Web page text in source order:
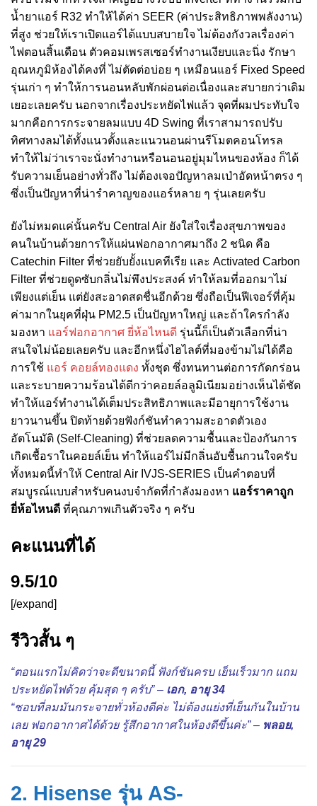
น้ำยาแอร์ R32 ทำให้ได้ค่า SEER (ค่าประสิทธิภาพพลังงาน)
ที่สูง ช่วยให้เราเปิดแอร์ได้แบบสบายใจ ไม่ต้องกังวลเรื่องค่า
ไฟตอนสิ้นเดือน ตัวคอมเพรสเซอร์ทำงานเงียบและนิ่ง รักษา
อุณหภูมิห้องได้คงที่ ไม่ตัดต่อบ่อย ๆ เหมือนแอร์ Fixed Speed
รุ่นเก่า ๆ ทำให้การนอนหลับพักผ่อนต่อเนื่องและสบายกว่าเดิม
เยอะเลยครับ นอกจากเรื่องประหยัดไฟแล้ว จุดที่ผมประทับใจ
มากคือการกระจายลมแบบ 4D Swing ที่เราสามารถปรับ
ทิศทางลมได้ทั้งแนวตั้งและแนวนอนผ่านรีโมตคอนโทรล
ทำให้ไม่ว่าเราจะนั่งทำงานหรือนอนอยู่มุมไหนของห้อง ก็ได้
รับความเย็นอย่างทั่วถึง ไม่ต้องเจอปัญหาลมเป่าอัดหน้าตรง ๆ
ซึ่งเป็นปัญหาที่น่ารำคาญของแอร์หลาย ๆ รุ่นเลยครับ
ยังไม่หมดแค่นั้นครับ Central Air ยังใส่ใจเรื่องสุขภาพของ
คนในบ้านด้วยการให้แผ่นฟอกอากาศมาถึง 2 ชนิด คือ
Catechin Filter ที่ช่วยยับยั้งแบคทีเรีย และ Activated Carbon
Filter ที่ช่วยดูดซับกลิ่นไม่พึงประสงค์ ทำให้ลมที่ออกมาไม่
เพียงแต่เย็น แต่ยังสะอาดสดชื่นอีกด้วย ซึ่งถือเป็นฟีเจอร์ที่คุ้ม
ค่ามากในยุคที่ฝุ่น PM2.5 เป็นปัญหาใหญ่ และถ้าใครกำลัง
มองหา แอร์ฟอกอากาศ ยี่ห้อไหนดี รุ่นนี้ก็เป็นตัวเลือกที่น่า
สนใจไม่น้อยเลยครับ และอีกหนึ่งไฮไลต์ที่มองข้ามไม่ได้คือ
การใช้ แอร์ คอยล์ทองแดง ทั้งชุด ซึ่งทนทานต่อการกัดกร่อน
และระบายความร้อนได้ดีกว่าคอยล์อลูมิเนียมอย่างเห็นได้ชัด
ทำให้แอร์ทำงานได้เต็มประสิทธิภาพและมีอายุการใช้งาน
ยาวนานขึ้น ปิดท้ายด้วยฟังก์ชันทำความสะอาดตัวเอง
อัตโนมัติ (Self-Cleaning) ที่ช่วยลดความชื้นและป้องกันการ
เกิดเชื้อราในคอยล์เย็น ทำให้แอร์ไม่มีกลิ่นอับชื้นกวนใจครับ
ทั้งหมดนี้ทำให้ Central Air IVJS-SERIES เป็นคำตอบที่
สมบูรณ์แบบสำหรับคนงบจำกัดที่กำลังมองหา แอร์ราคาถูก
ยี่ห้อไหนดี ที่คุณภาพเกินตัวจริง ๆ ครับ
คะแนนที่ได้
9.5/10
[/expand]
รีวิวสั้น ๆ
“ตอนแรกไม่คิดว่าจะดีขนาดนี้ ฟังก์ชันครบ เย็นเร็วมาก แถม
ประหยัดไฟด้วย คุ้มสุด ๆ ครับ” – เอก, อายุ 34
“ชอบที่ลมมันกระจายทั่วห้องดีค่ะ ไม่ต้องแย่งที่เย็นกันในบ้าน
เลย ฟอกอากาศได้ด้วย รู้สึกอากาศในห้องดีขึ้นค่ะ” – พลอย,
อายุ 29
2. Hisense รุ่น AS-